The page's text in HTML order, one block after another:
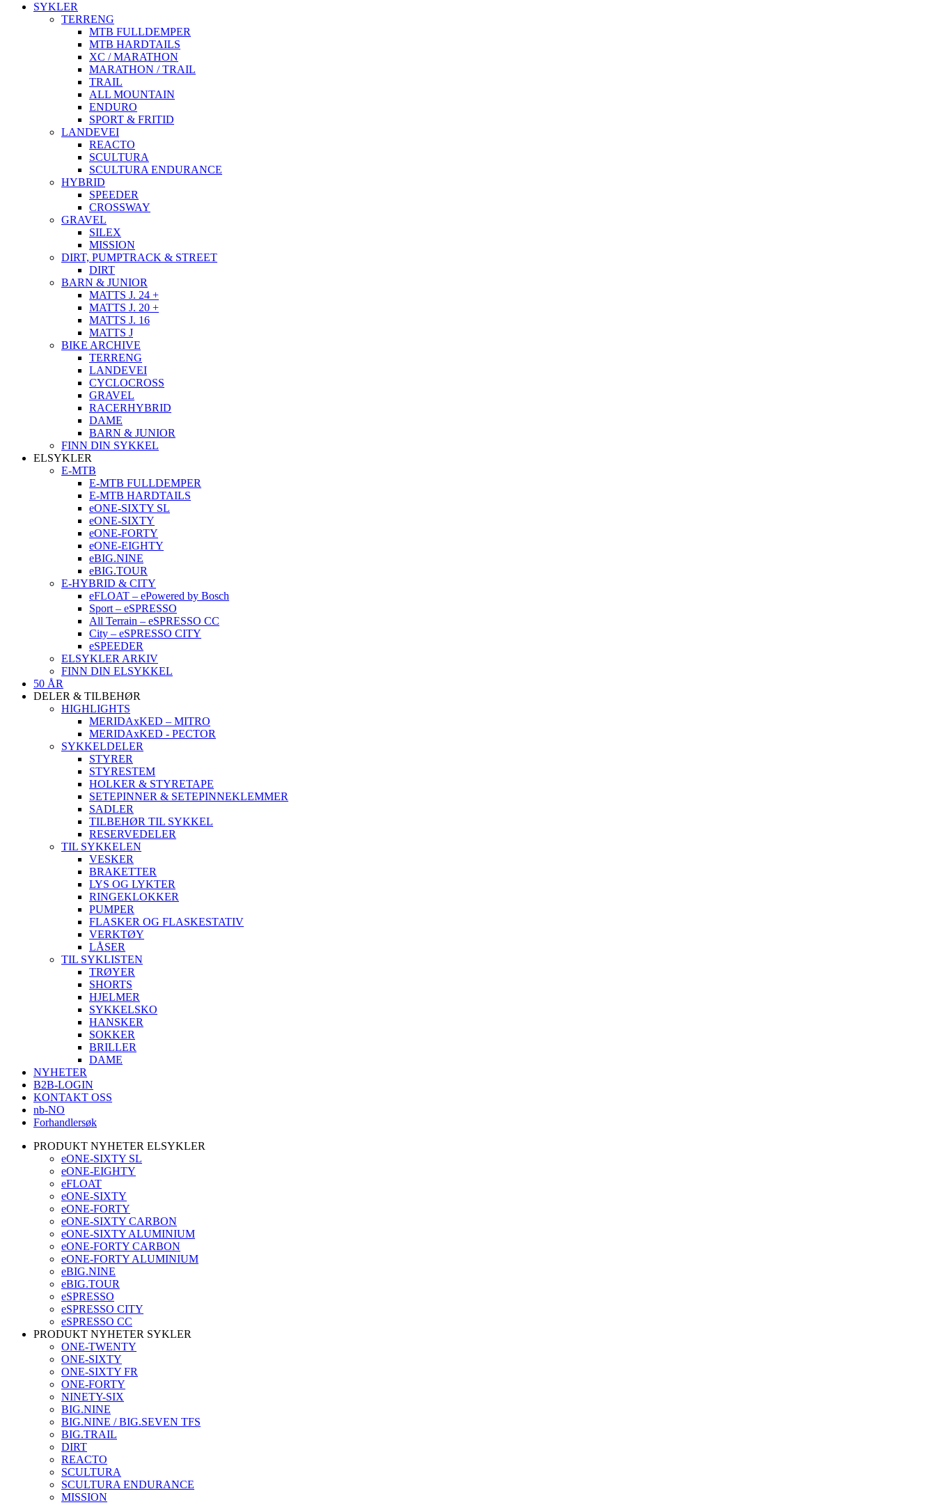
SYKLER
TERRENG
MTB FULLDEMPER
MTB HARDTAILS
XC / MARATHON
MARATHON / TRAIL
TRAIL
ALL MOUNTAIN
ENDURO
SPORT & FRITID
LANDEVEI
REACTO
SCULTURA
SCULTURA ENDURANCE
HYBRID
SPEEDER
CROSSWAY
GRAVEL
SILEX
MISSION
DIRT, PUMPTRACK & STREET
DIRT
BARN & JUNIOR
MATTS J. 24 +
MATTS J. 20 +
MATTS J. 16
MATTS J
BIKE ARCHIVE
TERRENG
LANDEVEI
CYCLOCROSS
GRAVEL
RACERHYBRID
DAME
BARN & JUNIOR
FINN DIN SYKKEL
ELSYKLER
E-MTB
E-MTB FULLDEMPER
E-MTB HARDTAILS
eONE-SIXTY SL
eONE-SIXTY
eONE-FORTY
eONE-EIGHTY
eBIG.NINE
eBIG.TOUR
E-HYBRID & CITY
eFLOAT – ePowered by Bosch
Sport – eSPRESSO
All Terrain – eSPRESSO CC
City – eSPRESSO CITY
eSPEEDER
ELSYKLER ARKIV
FINN DIN ELSYKKEL
50 ÅR
DELER & TILBEHØR
HIGHLIGHTS
MERIDAxKED – MITRO
MERIDAxKED - PECTOR
SYKKELDELER
STYRER
STYRESTEM
HOLKER & STYRETAPE
SETEPINNER & SETEPINNEKLEMMER
SADLER
TILBEHØR TIL SYKKEL
RESERVEDELER
TIL SYKKELEN
VESKER
BRAKETTER
LYS OG LYKTER
RINGEKLOKKER
PUMPER
FLASKER OG FLASKESTATIV
VERKTØY
LÅSER
TIL SYKLISTEN
TRØYER
SHORTS
HJELMER
SYKKELSKO
HANSKER
SOKKER
BRILLER
DAME
NYHETER
B2B-LOGIN
KONTAKT OSS
nb-NO
Forhandlersøk
PRODUKT NYHETER ELSYKLER
eONE-SIXTY SL
eONE-EIGHTY
eFLOAT
eONE-SIXTY
eONE-FORTY
eONE-SIXTY CARBON
eONE-SIXTY ALUMINIUM
eONE-FORTY CARBON
eONE-FORTY ALUMINIUM
eBIG.NINE
eBIG.TOUR
eSPRESSO
eSPRESSO CITY
eSPRESSO CC
PRODUKT NYHETER SYKLER
ONE-TWENTY
ONE-SIXTY
ONE-SIXTY FR
ONE-FORTY
NINETY-SIX
BIG.NINE
BIG.NINE / BIG.SEVEN TFS
BIG.TRAIL
DIRT
REACTO
SCULTURA
SCULTURA ENDURANCE
MISSION